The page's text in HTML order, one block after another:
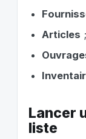
Articles ;
Lancer
liste